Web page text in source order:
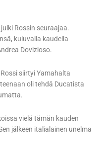
Rossin seuraajaa.
kuluvalla kaudella
Dovizioso.
siirtyi Yamahalta
oli tehdä Ducatista
vielä tämän kauden
jälkeen italialainen unelma